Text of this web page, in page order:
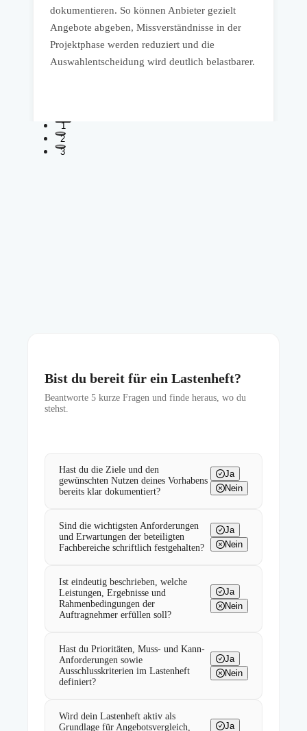
dokumentieren. So können Anbieter gezielt
Angebote abgeben, Missverständnisse in der
Projektphase werden reduziert und die
Auswahlentscheidung wird deutlich belastbarer.
1
2
3
Bist du bereit für ein Lastenheft?
Beantworte 5 kurze Fragen und finde heraus, wo du
stehst.
Hast du die Ziele und den
gewünschten Nutzen deines Vorhabens
bereits klar dokumentiert?
Ja
Nein
Sind die wichtigsten Anforderungen
und Erwartungen der beteiligten
Fachbereiche schriftlich festgehalten?
Ja
Nein
Ist eindeutig beschrieben, welche
Leistungen, Ergebnisse und
Rahmenbedingungen der
Auftragnehmer erfüllen soll?
Ja
Nein
Hast du Prioritäten, Muss- und Kann-
Anforderungen sowie
Ausschlusskriterien im Lastenheft
definiert?
Ja
Nein
Wird dein Lastenheft aktiv als
Grundlage für Angebotsvergleich,
Ja